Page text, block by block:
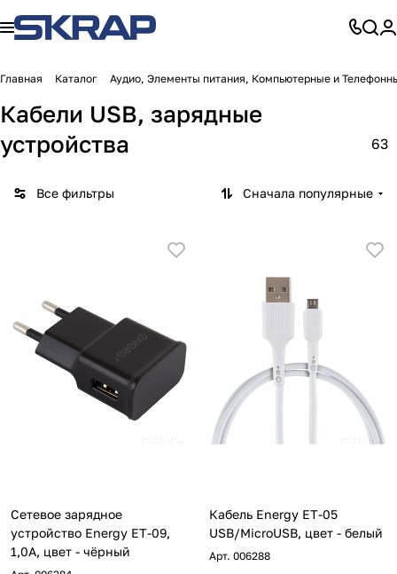
Главная Каталог Аудио, Элементы питания, Компьютерные и
Кабели USB, зарядные
устройства
63
Все фильтры Сначала популярные
Сетевое зарядное
устройство Energy ET-09,
1,0А, цвет - чёрный
Кабель Energy ET-05
USB/MicroUSB, цвет - белый
Арт. 006288